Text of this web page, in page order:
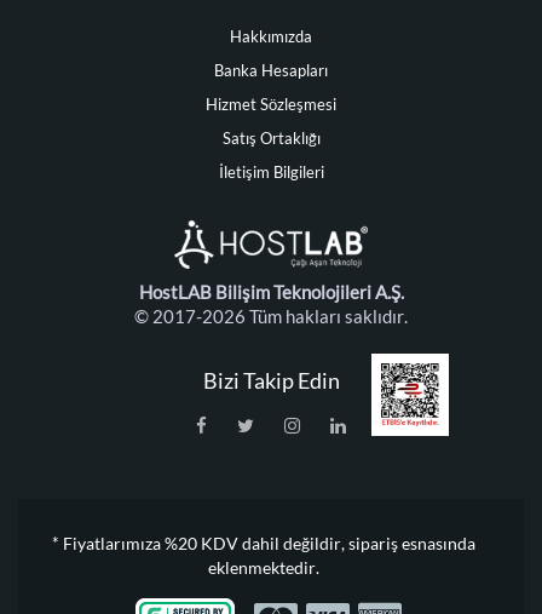
Hakkımızda
Banka Hesapları
Hizmet Sözleşmesi
Satış Ortaklığı
İletişim Bilgileri
HostLAB Bilişim Teknolojileri A.Ş.
© 2017-2026 Tüm hakları saklıdır.
Bizi Takip Edin
* Fiyatlarımıza %20 KDV dahil değildir, sipariş esnasında
eklenmektedir.